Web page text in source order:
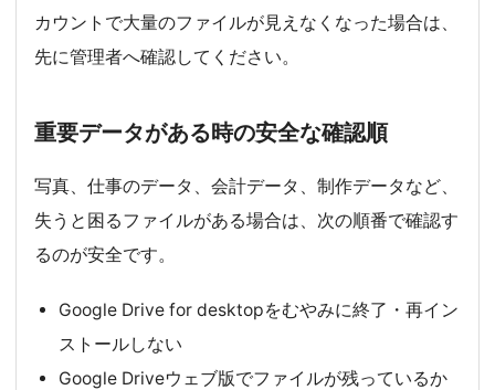
カウントで大量のファイルが見えなくなった場合は、
先に管理者へ確認してください。
重要データがある時の安全な確認順
写真、仕事のデータ、会計データ、制作データなど、
失うと困るファイルがある場合は、次の順番で確認す
るのが安全です。
Google Drive for desktopをむやみに終了・再イン
ストールしない
Google Driveウェブ版でファイルが残っているか